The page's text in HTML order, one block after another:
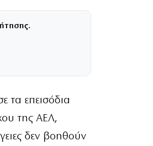
επεισόδια
της ΑΕΛ,
δεν βοηθούν